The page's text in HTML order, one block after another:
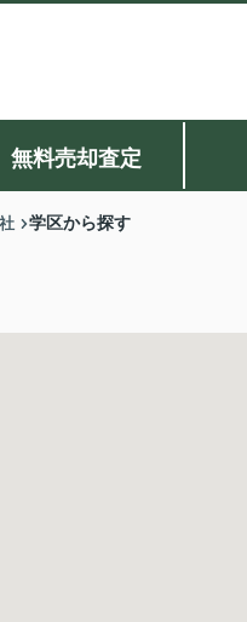
無料売却査定
学区から探す